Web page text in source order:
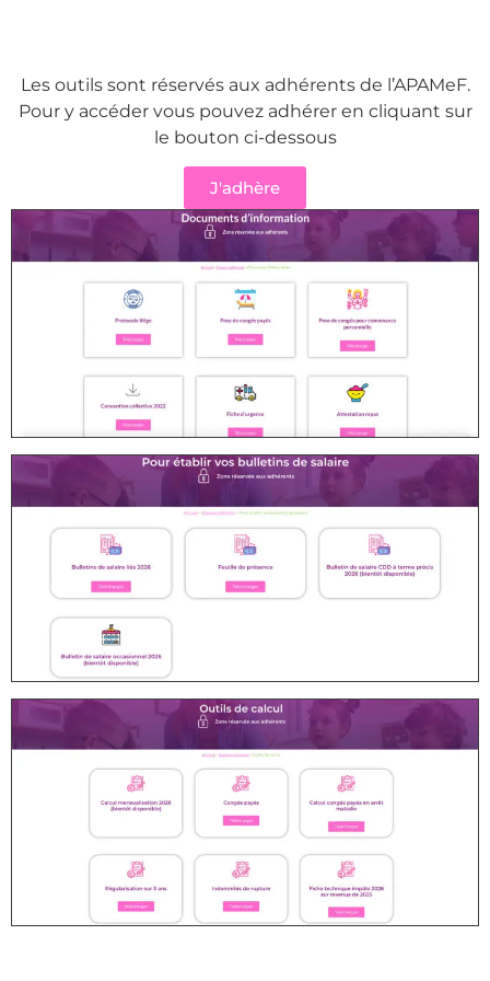
Les outils sont réservés aux adhérents de l’APAMeF.
Pour y accéder vous pouvez adhérer en cliquant sur
le bouton ci-dessous
J'adhère